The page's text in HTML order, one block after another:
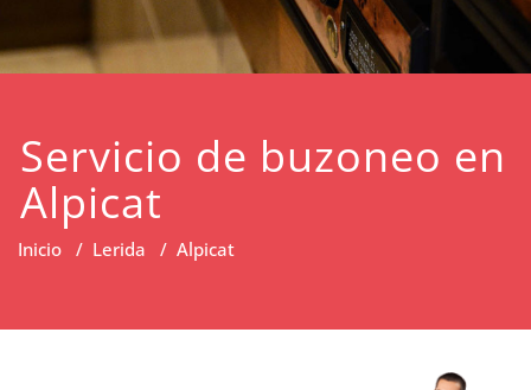
Servicio de buzoneo en
Alpicat
Inicio / Lerida / Alpicat